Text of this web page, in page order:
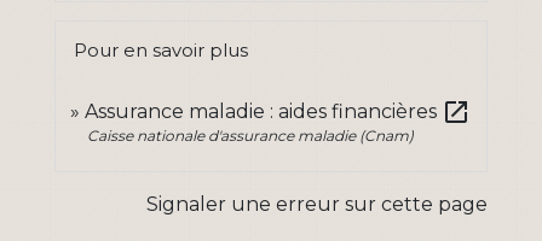
Pour en savoir plus
Assurance maladie : aides financières open_in_new
Caisse nationale d'assurance maladie (Cnam)
Signaler une erreur sur cette page